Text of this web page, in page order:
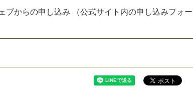
ブからの申し込み （公式サイト内の申し込みフォ